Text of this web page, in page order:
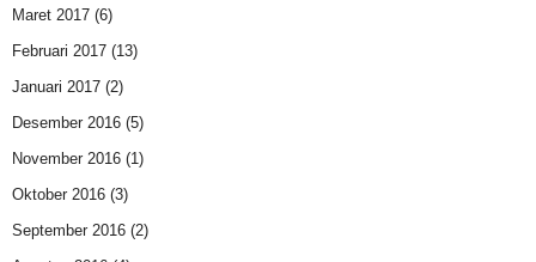
Maret 2017 (6)
Februari 2017 (13)
Januari 2017 (2)
Desember 2016 (5)
November 2016 (1)
Oktober 2016 (3)
September 2016 (2)